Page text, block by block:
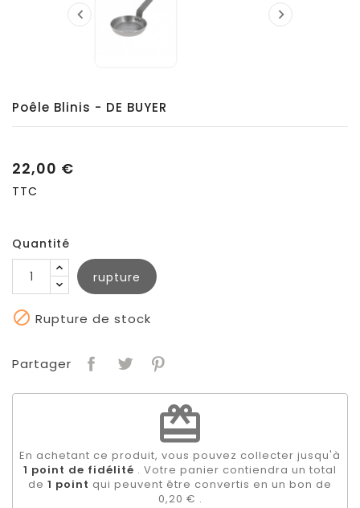
 
Poêle Blinis - DE BUYER
22,00 €
TTC
Quantité
rupture
 Rupture de stock
Partager
redeem
En achetant ce produit, vous pouvez collecter jusqu'à
1 point de fidélité . Votre panier contiendra un total
de 1 point qui peuvent être convertis en un bon de
0,20 € .